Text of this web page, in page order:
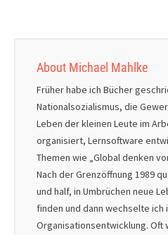
About Michael Mahlke
Früher habe ich Bücher
Nationalsozialismus, die
Leben der kleinen Leute im
organisiert, Lernsoftware
Themen wie „Global denken
Nach der Grenzöffnung 1989
und half, in Umbrüchen neue
finden und dann wechselte ich
Organisationsentwicklung. Oft